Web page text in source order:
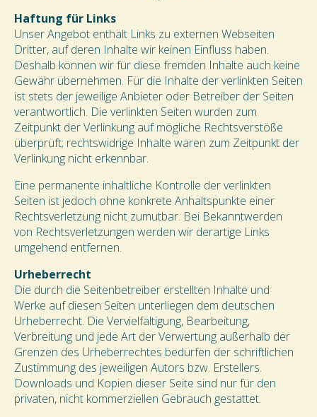
Haftung für Links
Unser Angebot enthält Links zu externen Webseiten
Dritter, auf deren Inhalte wir keinen Einfluss haben.
Deshalb können wir für diese fremden Inhalte auch keine
Gewähr übernehmen. Für die Inhalte der verlinkten Seiten
ist stets der jeweilige Anbieter oder Betreiber der Seiten
verantwortlich. Die verlinkten Seiten wurden zum
Zeitpunkt der Verlinkung auf mögliche Rechtsverstöße
überprüft; rechtswidrige Inhalte waren zum Zeitpunkt der
Verlinkung nicht erkennbar.
Eine permanente inhaltliche Kontrolle der verlinkten
Seiten ist jedoch ohne konkrete Anhaltspunkte einer
Rechtsverletzung nicht zumutbar. Bei Bekanntwerden
von Rechtsverletzungen werden wir derartige Links
umgehend entfernen.
Urheberrecht
Die durch die Seitenbetreiber erstellten Inhalte und
Werke auf diesen Seiten unterliegen dem deutschen
Urheberrecht. Die Vervielfältigung, Bearbeitung,
Verbreitung und jede Art der Verwertung außerhalb der
Grenzen des Urheberrechtes bedürfen der schriftlichen
Zustimmung des jeweiligen Autors bzw. Erstellers.
Downloads und Kopien dieser Seite sind nur für den
privaten, nicht kommerziellen Gebrauch gestattet.